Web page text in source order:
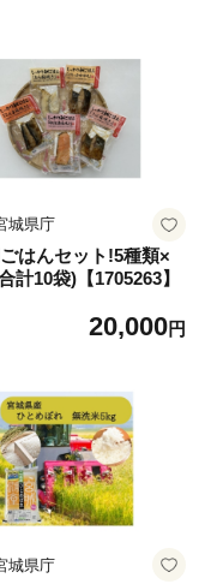
城県庁
はんセット!5種類×
計10袋)【1705263】
20,000円
城県庁